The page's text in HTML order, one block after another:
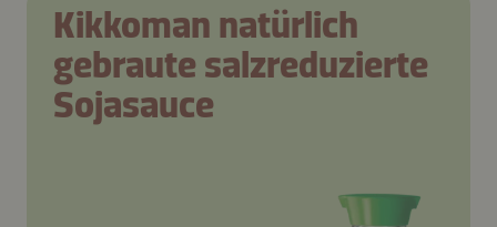
Kikkoman natürlich
gebraute salzreduzierte
Sojasauce